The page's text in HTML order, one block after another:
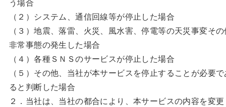
（２）システム、通信回線等が停止した場合
（３）地震、落雷、火災、風水害、停電等の天災事変そ
非常事態の発生した場合
（４）各種ＳＮＳのサービスが停止した場合
（５）その他、当社が本サービスを停止することが必要
ると判断した場合
２．当社は、当社の都合により、本サービスの内容を変更